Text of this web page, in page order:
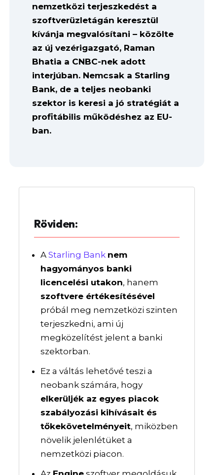
nemzetközi terjeszkedést a
szoftverüzletágán keresztül
kívánja megvalósítani – közölte
az új vezérigazgató, Raman
Bhatia a CNBC-nek adott
interjúban. Nemcsak a Starling
Bank, de a teljes neobanki
szektor is keresi a jó stratégiát a
profitábilis működéshez az EU-
ban.
Röviden:
AStarling Bank nem
hagyományos banki
licencelési utakon, hanem
szoftvere értékesítésével
próbál meg nemzetközi szinten
terjeszkedni, ami új
megközelítést jelent a banki
szektorban.
Ez a váltás lehetővé teszi a
neobank számára, hogy
elkerüljék az egyes piacok
szabályozási kihívásait és
tőkekövetelményeit, miközben
növelik jelenlétüket a
nemzetközi piacon.